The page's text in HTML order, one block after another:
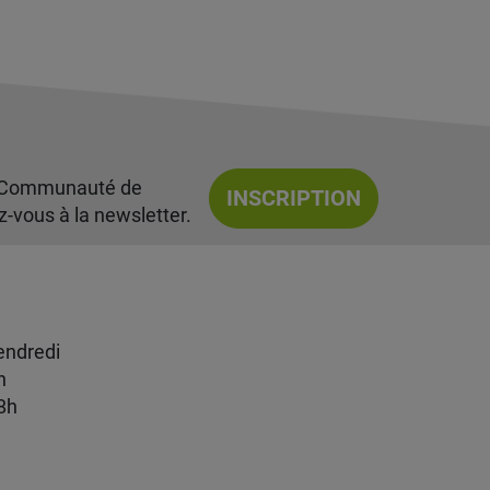
de
vous à la newsletter.
INSCRIPTION